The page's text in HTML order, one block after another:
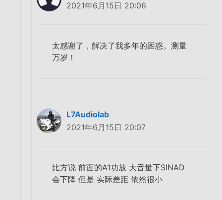
2021年6月15日 20:06
太感谢了，解决了我多年的困惑。测量
万岁！
L7Audiolab
2021年6月15日 20:07
比方说 前面的A1功放 大音量下SINAD
会下降 但是 实际差距 依然很小